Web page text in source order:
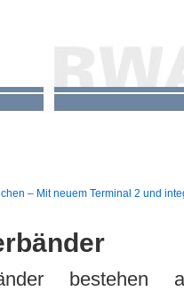
– Mit neuem Terminal 2 und
bestehen